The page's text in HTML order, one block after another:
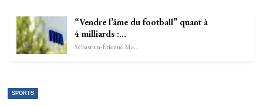
“Vendre l’âme du football” quant à
4 milliards :…
Sébastien-Étienne Marechal
SPORTS